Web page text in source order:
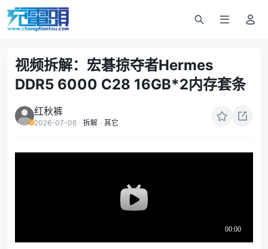
视频拆解：宏碁掠夺者Hermes
DDR5 6000 C28 16GB*2内存套条
红秋裤
2026-07-06 · 拆解 · 其它